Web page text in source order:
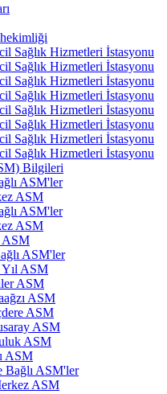
Sağlık Hizmetleri İstasyonu
Sağlık Hizmetleri İstasyonu
Sağlık Hizmetleri İstasyonu
Sağlık Hizmetleri İstasyonu
Sağlık Hizmetleri İstasyonu
Sağlık Hizmetleri İstasyonu
Sağlık Hizmetleri İstasyonu
Sağlık Hizmetleri İstasyonu
Bilgileri
ASM'ler
ASM
ASM'ler
ASM
ASM
ASM'ler
ASM
ASM
ASM
ASM
ASM
ASM
ASM
Bağlı ASM'ler
ASM